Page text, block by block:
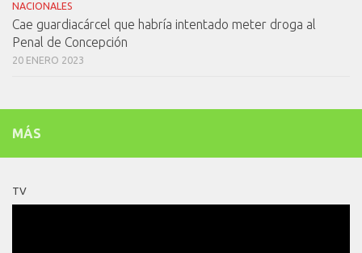
NACIONALES
Cae guardiacárcel que habría intentado meter droga al
Penal de Concepción
20 ENERO 2023
MÁS
TV